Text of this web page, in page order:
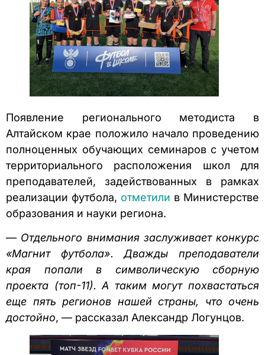
Появление регионального методиста в
Алтайском крае положило начало проведению
полноценных обучающих семинаров с учетом
территориального расположения школ для
преподавателей, задействованных в рамках
реализации футбола, отметили в Министерстве
образования и науки региона.
— Отдельного внимания заслуживает конкурс
«Магнит футбола». Дважды преподаватели
края попали в символическую сборную
проекта (топ-11). А таким могут похвастаться
еще пять регионов нашей страны, что очень
достойно, — рассказал Александр Логунцов.